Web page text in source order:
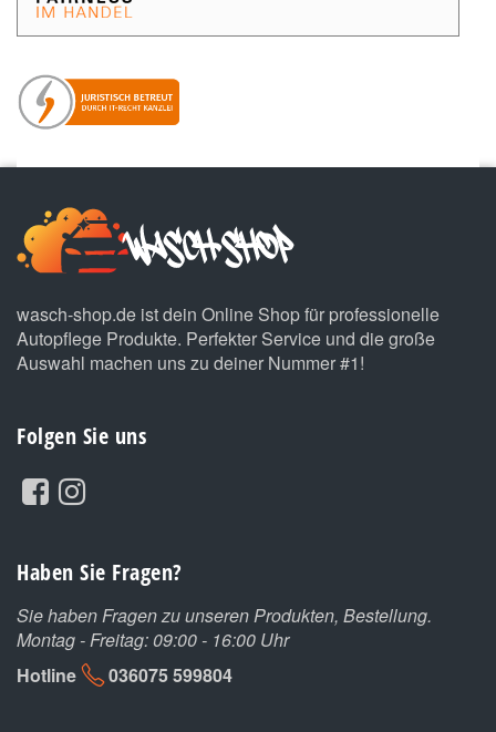
wasch-shop.de ist dein Online Shop für professionelle
Autopflege Produkte. Perfekter Service und die große
Auswahl machen uns zu deiner Nummer #1!
Folgen Sie uns
Haben Sie Fragen?
Sie haben Fragen zu unseren Produkten, Bestellung.
Montag - Freitag: 09:00 - 16:00 Uhr
Hotline
036075 599804